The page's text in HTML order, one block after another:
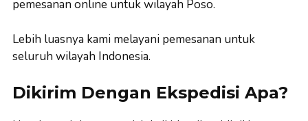
pemesanan online untuk wilayah Poso.
Lebih luasnya kami melayani pemesanan untuk
seluruh wilayah Indonesia.
Dikirim Dengan Ekspedisi Apa?